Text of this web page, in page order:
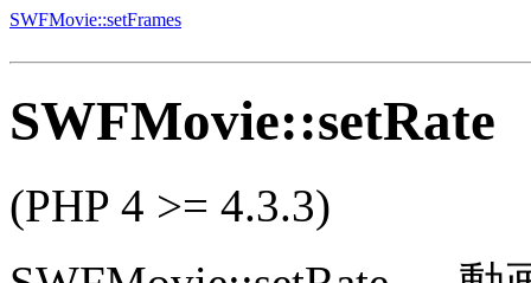
SWFMovie::setFrames
SWFMovie::setRate
(PHP 4 >= 4.3.3)